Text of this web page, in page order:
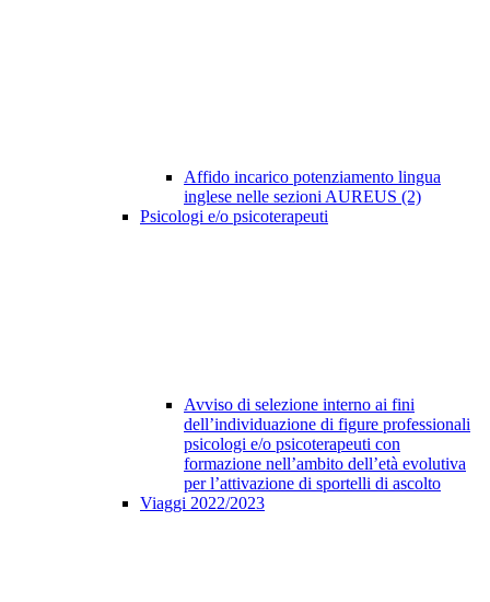
Affido incarico potenziamento lingua
inglese nelle sezioni AUREUS (2)
Psicologi e/o psicoterapeuti
Avviso di selezione interno ai fini
dell’individuazione di figure professionali
psicologi e/o psicoterapeuti con
formazione nell’ambito dell’età evolutiva
per l’attivazione di sportelli di ascolto
Viaggi 2022/2023